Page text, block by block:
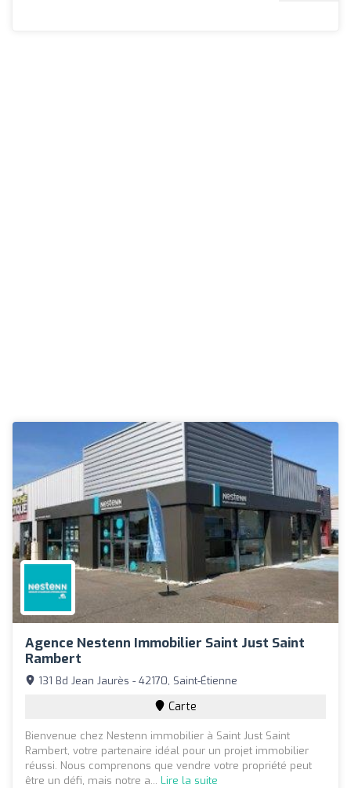
Agence Nestenn Immobilier Saint Just Saint
Rambert
131 Bd Jean Jaurès - 42170, Saint-Étienne
Carte
Bienvenue chez Nestenn immobilier à Saint Just Saint
Rambert, votre partenaire idéal pour un projet immobilier
réussi. Nous comprenons que vendre votre propriété peut
être un défi, mais notre a... Lire la suite